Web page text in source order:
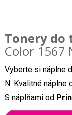
Tonery do
Color 1567
Vyberte si náplne
N. Kvalitné náplne
S náplňami od